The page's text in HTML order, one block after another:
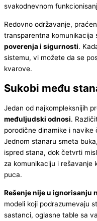
svakodnevnom
Redovno održavanje,
transparentna komunikacija
poverenja i sigurnosti.
sistemu, vi možete da se
kvarove.
Sukobi među
Jedan od najkompleksnijih
međuljudski odnosi.
porodične dinamike i
Jednom stanaru smeta
ispred stana, dok četvrti
za komunikaciju i rešavanje
puca.
Rešenje nije u ignorisanju
modeli koji podrazumevaju
sastanci, oglasne table sa